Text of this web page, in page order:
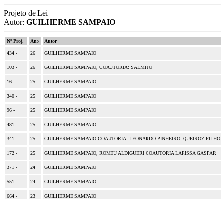
Projeto de Lei
Autor: GUILHERME SAMPAIO
Nº Proj. Ano Autor
434 - 26 GUILHERME SAMPAIO
103 - 26 GUILHERME SAMPAIO, COAUTORIA: SALMITO
16 - 25 GUILHERME SAMPAIO
340 - 25 GUILHERME SAMPAIO
96 - 25 GUILHERME SAMPAIO
481 - 25 GUILHERME SAMPAIO
341 - 25 GUILHERME SAMPAIO COAUTORIA: LEONARDO PINHEIRO. QUEIROZ FILHO
172 - 25 GUILHERME SAMPAIO, ROMEU ALDIGUERI COAUTORIA LARISSA GASPAR
371 - 24 GUILHERME SAMPAIO
551 - 24 GUILHERME SAMPAIO
664 - 23 GUILHERME SAMPAIO